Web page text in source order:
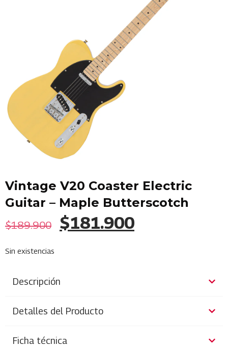
Vintage V20 Coaster Electric
Guitar – Maple Butterscotch
$189.900 $181.900
Sin existencias
Descripción
Detalles del Producto
Ficha técnica